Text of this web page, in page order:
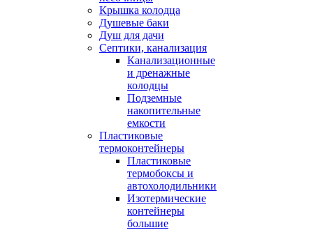
Крышка колодца
Душевые баки
Душ для дачи
Септики, канализация
Канализационные
и дренажные
колодцы
Подземные
накопительные
емкости
Пластиковые
термоконтейнеры
Пластиковые
термобоксы и
автохолодильники
Изотермические
контейнеры
большие